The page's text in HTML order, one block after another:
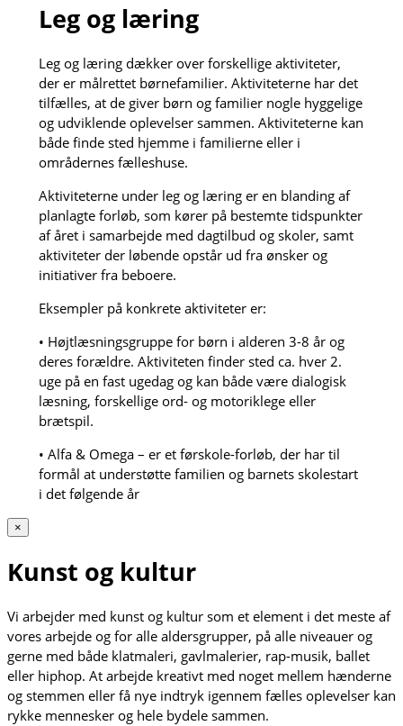
Leg og læring
Leg og læring dækker over forskellige aktiviteter,
der er målrettet børnefamilier. Aktiviteterne har det
tilfælles, at de giver børn og familier nogle hyggelige
og udviklende oplevelser sammen. Aktiviteterne kan
både finde sted hjemme i familierne eller i
områdernes fælleshuse.
Aktiviteterne under leg og læring er en blanding af
planlagte forløb, som kører på bestemte tidspunkter
af året i samarbejde med dagtilbud og skoler, samt
aktiviteter der løbende opstår ud fra ønsker og
initiativer fra beboere.
Eksempler på konkrete aktiviteter er:
• Højtlæsningsgruppe for børn i alderen 3-8 år og
deres forældre. Aktiviteten finder sted ca. hver 2.
uge på en fast ugedag og kan både være dialogisk
læsning, forskellige ord- og motoriklege eller
brætspil.
• Alfa & Omega – er et førskole-forløb, der har til
formål at understøtte familien og barnets skolestart
i det følgende år
×
Kunst og kultur
Vi arbejder med kunst og kultur som et element i det meste af
vores arbejde og for alle aldersgrupper, på alle niveauer og
gerne med både klatmaleri, gavlmalerier, rap-musik, ballet
eller hiphop. At arbejde kreativt med noget mellem hænderne
og stemmen eller få nye indtryk igennem fælles oplevelser kan
rykke mennesker og hele bydele sammen.